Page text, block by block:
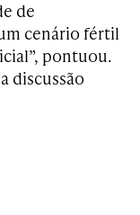
de
cenário fértil
pontuou.
discussão